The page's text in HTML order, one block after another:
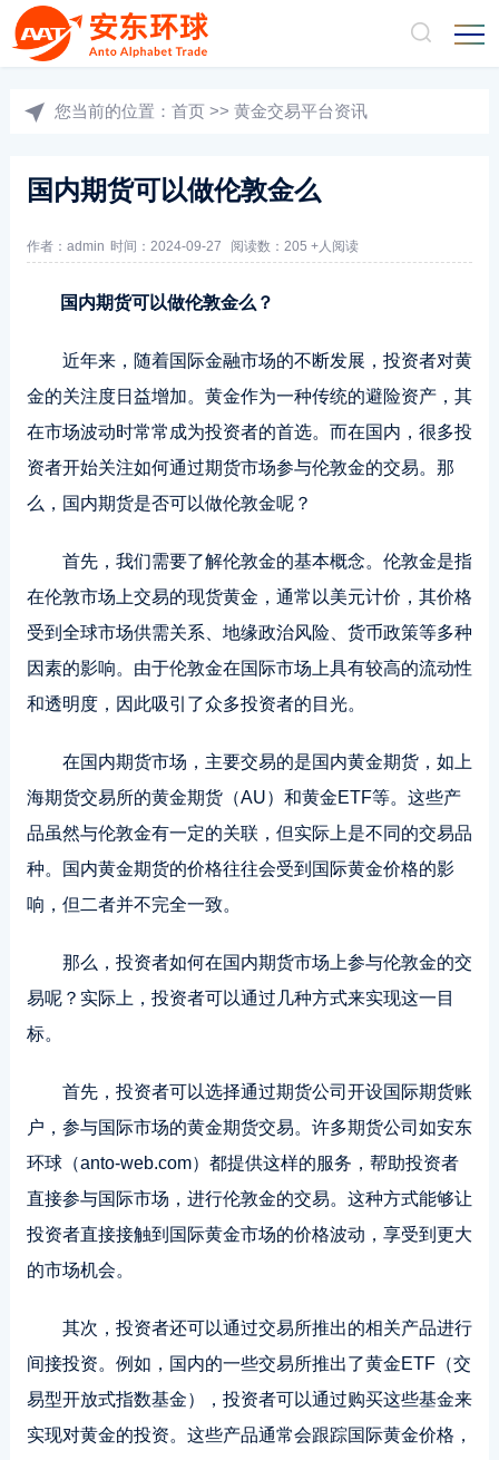
您当前的位置： 首页 >> 黄金交易平台资讯
国内期货可以做伦敦金么
作者：admin 时间：2024-09-27 阅读数：205 +人阅读
国内期货可以做伦敦金么？
近年来，随着国际金融市场的不断发展，投资者对黄
金的关注度日益增加。黄金作为一种传统的避险资产，其
在市场波动时常常成为投资者的首选。而在国内，很多投
资者开始关注如何通过期货市场参与伦敦金的交易。那
么，国内期货是否可以做伦敦金呢？
首先，我们需要了解伦敦金的基本概念。伦敦金是指
在伦敦市场上交易的现货黄金，通常以美元计价，其价格
受到全球市场供需关系、地缘政治风险、货币政策等多种
因素的影响。由于伦敦金在国际市场上具有较高的流动性
和透明度，因此吸引了众多投资者的目光。
在国内期货市场，主要交易的是国内黄金期货，如上
海期货交易所的黄金期货（AU）和黄金ETF等。这些产
品虽然与伦敦金有一定的关联，但实际上是不同的交易品
种。国内黄金期货的价格往往会受到国际黄金价格的影
响，但二者并不完全一致。
那么，投资者如何在国内期货市场上参与伦敦金的交
易呢？实际上，投资者可以通过几种方式来实现这一目
标。
首先，投资者可以选择通过期货公司开设国际期货账
户，参与国际市场的黄金期货交易。许多期货公司如安东
环球（anto-web.com）都提供这样的服务，帮助投资者
直接参与国际市场，进行伦敦金的交易。这种方式能够让
投资者直接接触到国际黄金市场的价格波动，享受到更大
的市场机会。
其次，投资者还可以通过交易所推出的相关产品进行
间接投资。例如，国内的一些交易所推出了黄金ETF（交
易型开放式指数基金），投资者可以通过购买这些基金来
实现对黄金的投资。这些产品通常会跟踪国际黄金价格，